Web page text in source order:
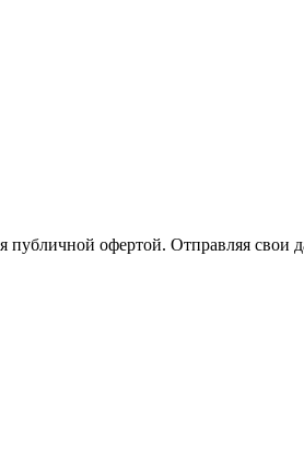
офертой. Отправляя свои